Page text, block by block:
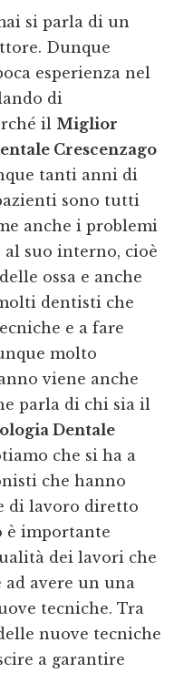
si parla di un
Dunque
esperienza nel
di
il Miglior
Crescenzago
tanti anni di
sono tutti
anche i problemi
al suo interno, cioè
ossa e anche
dentisti che
e a fare
molto
viene anche
parla di chi sia il
Dentale
che si ha a
che hanno
di lavoro diretto
è importante
dei lavori che
avere un una
tecniche. Tra
nuove tecniche
a garantire